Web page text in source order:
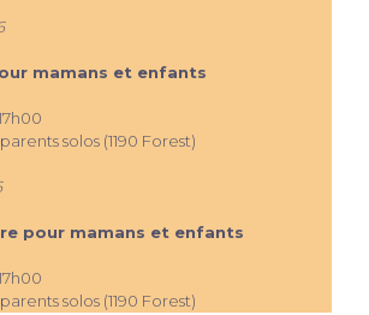
mamans et enfants
solos (1190 Forest)
pour mamans et enfants
solos (1190 Forest)